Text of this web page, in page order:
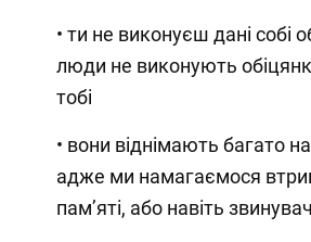
• ти не виконуєш дані собі
люди не виконують
тобі
• вони віднімають багато
адже ми намагаємося
пам’яті, або навіть